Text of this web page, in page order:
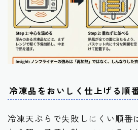
冷凍品をおいしく仕上げる順
冷凍天ぷらで失敗しにくい順番